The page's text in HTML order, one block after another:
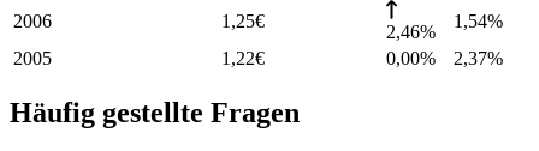
2006 1,25€
2,46%
1,54%
2005
1,22€ 0,00% 2,37%
Häufig gestellte Fragen